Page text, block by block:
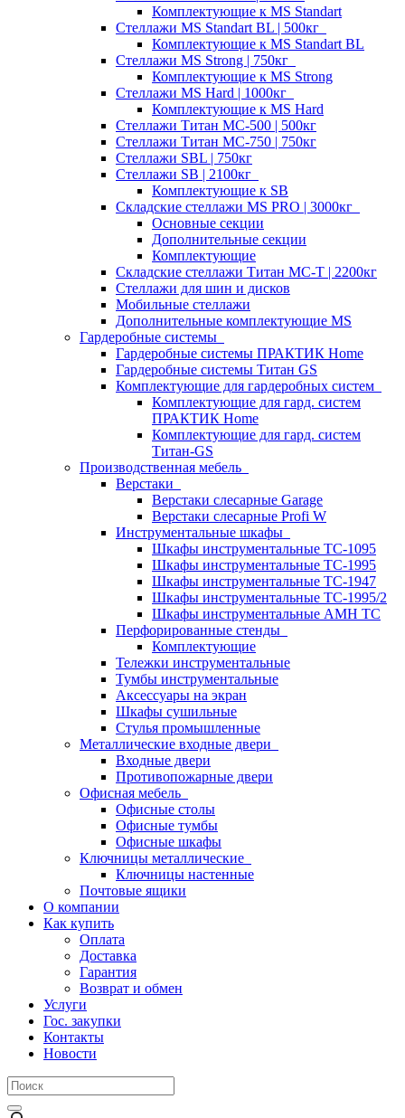
Комплектующие к MS Standart
Стеллажи MS Standart BL | 500кг
Комплектующие к MS Standart BL
Стеллажи MS Strong | 750кг
Комплектующие к MS Strong
Стеллажи MS Hard | 1000кг
Комплектующие к MS Hard
Стеллажи Титан МС-500 | 500кг
Стеллажи Титан МС-750 | 750кг
Стеллажи SBL | 750кг
Стеллажи SB | 2100кг
Комплектующие к SB
Складские стеллажи MS PRO | 3000кг
Основные секции
Дополнительные секции
Комплектующие
Складские стеллажи Титан МС-Т | 2200кг
Стеллажи для шин и дисков
Мобильные стеллажи
Дополнительные комплектующие MS
Гардеробные системы
Гардеробные системы ПРАКТИК Home
Гардеробные системы Титан GS
Комплектующие для гардеробных систем
Комплектующие для гард. систем
ПРАКТИК Home
Комплектующие для гард. систем
Титан-GS
Производственная мебель
Верстаки
Верстаки слесарные Garage
Верстаки слесарные Profi W
Инструментальные шкафы
Шкафы инструментальные TC-1095
Шкафы инструментальные TC-1995
Шкафы инструментальные TC-1947
Шкафы инструментальные TC-1995/2
Шкафы инструментальные AMH TC
Перфорированные стенды
Комплектующие
Тележки инструментальные
Тумбы инструментальные
Аксессуары на экран
Шкафы сушильные
Стулья промышленные
Металлические входные двери
Входные двери
Противопожарные двери
Офисная мебель
Офисные столы
Офисные тумбы
Офисные шкафы
Ключницы металлические
Ключницы настенные
Почтовые ящики
О компании
Как купить
Оплата
Доставка
Гарантия
Возврат и обмен
Услуги
Гос. закупки
Контакты
Новости